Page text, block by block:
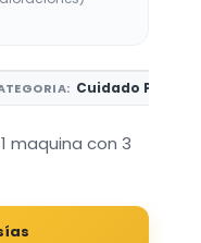
Cuidado
maquina con 3